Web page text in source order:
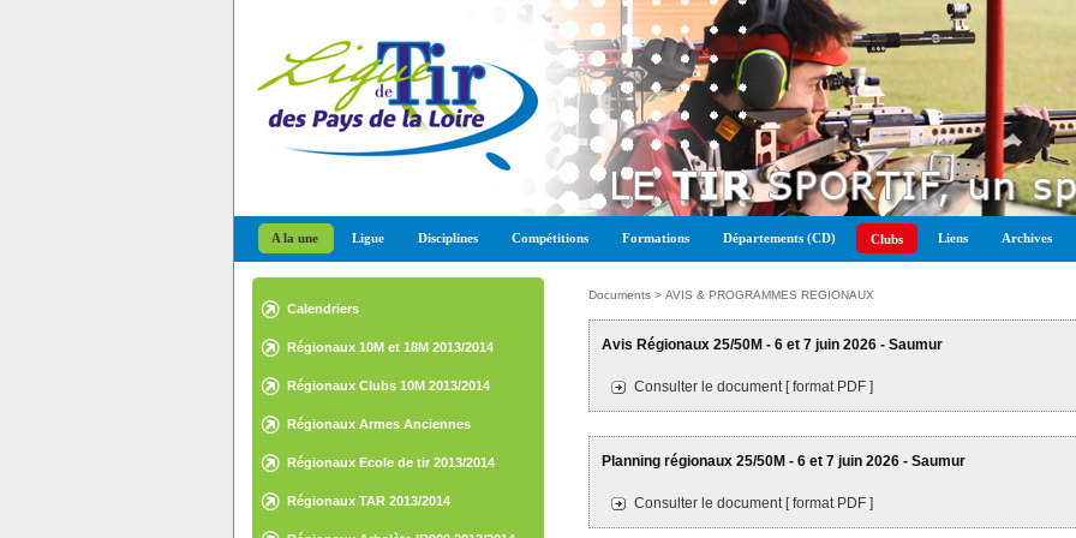
A la une Ligue Disciplines Compétitions Formations Départements (CD) Clubs Liens Archives
Calendriers
Régionaux 10M et 18M 2013/2014
Régionaux Clubs 10M 2013/2014
Régionaux Armes Anciennes
Régionaux Ecole de tir 2013/2014
Régionaux TAR 2013/2014
Documents > AVIS & PROGRAMMES REGIONAUX
Avis Régionaux 25/50M - 6 et 7 juin 2026 - Saumur
Consulter le document [ format PDF ]
Planning régionaux 25/50M - 6 et 7 juin 2026 - Saumur
Consulter le document [ format PDF ]